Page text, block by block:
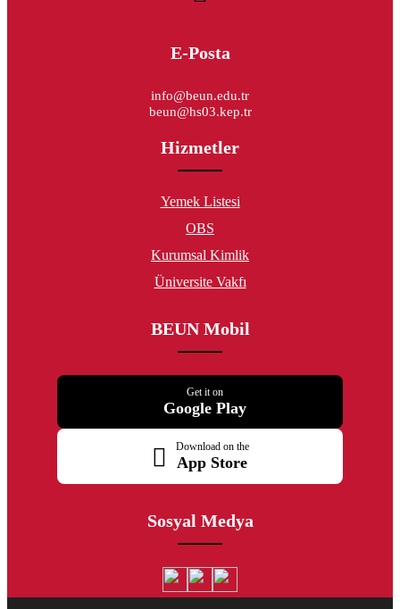
E-Posta
info@beun.edu.tr
beun@hs03.kep.tr
Hizmetler
Yemek Listesi
OBS
Kurumsal Kimlik
Üniversite Vakfı
BEUN Mobil
Get it on
Google Play
Download on the
App Store
Sosyal Medya